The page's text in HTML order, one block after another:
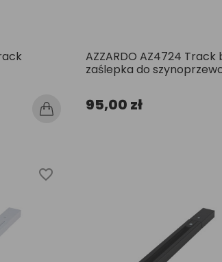
AZZARDO AZ4724 Track
zaślepka do
95,00 zł
favorite_border